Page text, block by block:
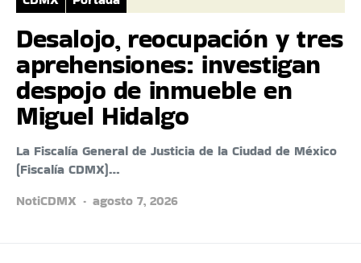
Desalojo, reocupación y tres
aprehensiones: investigan
despojo de inmueble en
Miguel Hidalgo
La Fiscalía General de Justicia de la Ciudad de México
(Fiscalía CDMX)…
NotiCDMX
agosto 7, 2026